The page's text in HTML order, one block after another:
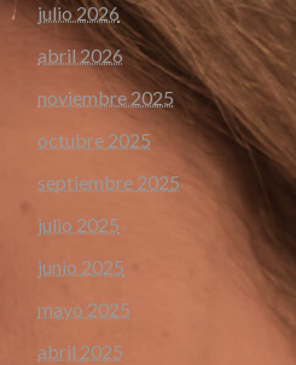
julio 2026
abril 2026
noviembre 2025
octubre 2025
septiembre 2025
julio 2025
junio 2025
mayo 2025
abril 2025